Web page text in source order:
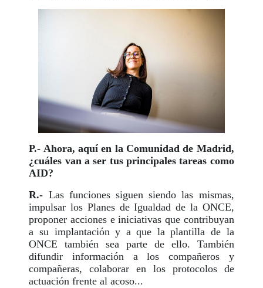
P.- Ahora, aquí en la Comunidad de Madrid,
¿cuáles van a ser tus principales tareas como
AID?
R.- Las funciones siguen siendo las mismas,
impulsar los Planes de Igualdad de la ONCE,
proponer acciones e iniciativas que contribuyan
a su implantación y a que la plantilla de la
ONCE también sea parte de ello. También
difundir información a los compañeros y
compañeras, colaborar en los protocolos de
actuación frente al acoso...